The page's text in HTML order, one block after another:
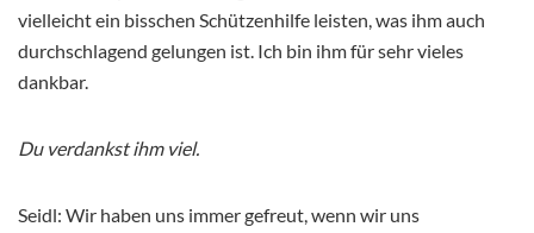
vielleicht ein bisschen Schützenhilfe leisten, was ihm auch
durchschlagend gelungen ist. Ich bin ihm für sehr vieles
dankbar.
Du verdankst ihm viel.
Seidl: Wir haben uns immer gefreut, wenn wir uns